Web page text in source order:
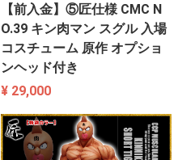
【前入金】⑤匠仕様 CMC N
O.39 キン肉マン スグル 入場
コスチューム 原作 オプショ
ンヘッド付き
¥ 29,000